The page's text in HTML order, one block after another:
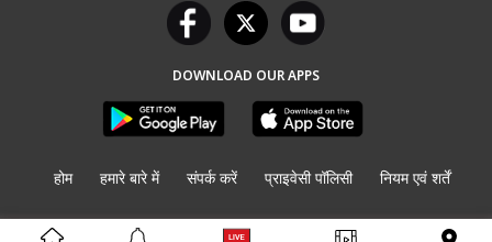
DOWNLOAD OUR APPS
होम हमारे बारे में संपर्क करें प्राइवेसी पॉलिसी नियम एवं शर्तें